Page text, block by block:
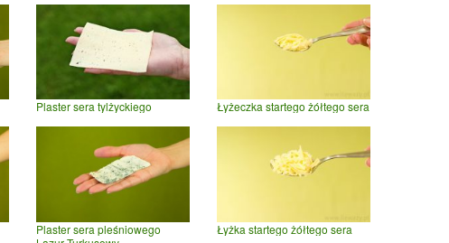
Plaster sera tylżyckiego Łyżeczka startego żółtego sera
Plaster sera pleśniowego
Łyżka startego żółtego sera